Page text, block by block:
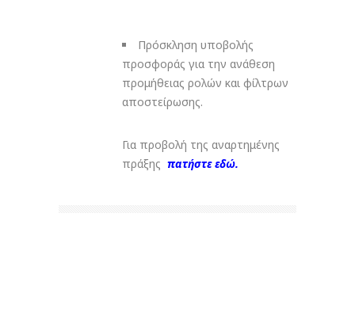
Πρόσκληση υποβολής
προσφοράς για την ανάθεση
προμήθειας ρολών και φίλτρων
αποστείρωσης.
Για προβολή της αναρτημένης
πράξης πατήστε εδώ.